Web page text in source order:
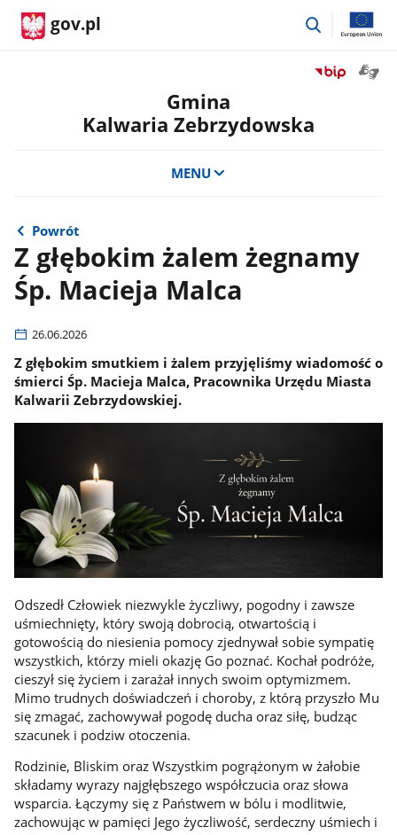
gov.pl
przejdź
Przejdź
Gmina
Kalwaria Zebrzydowska
MENU
Powrót
Z głębokim żalem żegnamy
Śp. Macieja Malca
26.06.2026
Z głębokim smutkiem i żalem przyjęliśmy wiadomość o
śmierci Śp. Macieja Malca, Pracownika Urzędu Miasta
Kalwarii Zebrzydowskiej.
Odszedł Człowiek niezwykle życzliwy, pogodny i zawsze
uśmiechnięty, który swoją dobrocią, otwartością i
gotowością do niesienia pomocy zjednywał sobie sympatię
wszystkich, którzy mieli okazję Go poznać. Kochał podróże,
cieszył się życiem i zarażał innych swoim optymizmem.
Mimo trudnych doświadczeń i choroby, z którą przyszło Mu
się zmagać, zachowywał pogodę ducha oraz siłę, budząc
szacunek i podziw otoczenia.
Rodzinie, Bliskim oraz Wszystkim pogrążonym w żałobie
składamy wyrazy najgłębszego współczucia oraz słowa
wsparcia. Łączymy się z Państwem w bólu i modlitwie,
zachowując w pamięci Jego życzliwość, serdeczny uśmiech i